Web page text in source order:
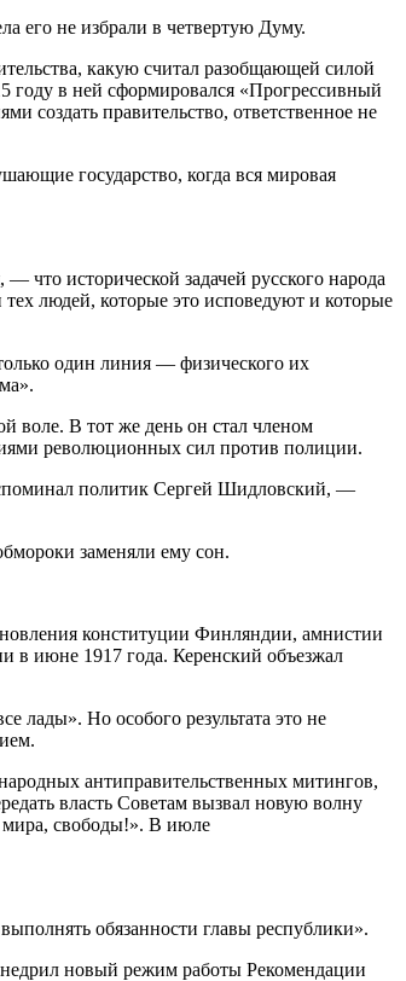
его не избрали в четвертую Думу.
какую считал разобщающей силой
году в ней сформировался «Прогрессивный
создать правительство, ответственное не
государство, когда вся мировая
что исторической задачей русского народа
людей, которые это исповедуют и которые
один линия — физического их
воле. В тот же день он стал членом
революционных сил против полиции.
политик Сергей Шидловский, —
заменяли ему сон.
конституции Финляндии, амнистии
в июне 1917 года. Керенский объезжал
лады». Но особого результата это не
антиправительственных митингов,
власть Советам вызвал новую волну
мира, свободы!». В июле
обязанности главы республики».
новый режим работы Рекомендации